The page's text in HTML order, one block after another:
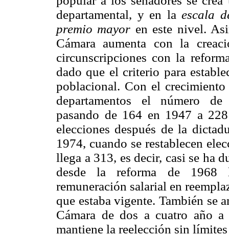
departamental, y en la escala
premio mayor en este nivel.
Cámara aumenta con la
circunscripciones con la
dado que el criterio para
poblacional. Con el
departamentos el número de
pasando de 164 en 1947 a
elecciones después de la
1974, cuando se restablecen
llega a 313, es decir, casi se ha
desde la reforma de 1968
remuneración salarial en
que estaba vigente. También se
Cámara de dos a cuatro año
mantiene la reelección sin